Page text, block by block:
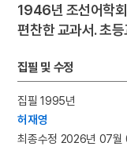
8 관미령전
9
김구
1 금성대군
2
3 윤상원
1946년 조선어학
편찬한 교과서. 초
집필 및 수정
집필 1995년
허재영
최종수정 2026년 07월